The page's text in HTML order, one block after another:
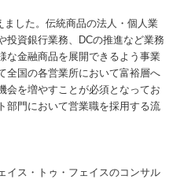
ました。伝統商品の法人・個人業
投資銀行業務、DCの推進など業務
な金融商品を展開できるよう事業
全国の各営業所において富裕層へ
会を増やすことが必須となってお
部門において営業職を採用する流
イス・トゥ・フェイスのコンサル